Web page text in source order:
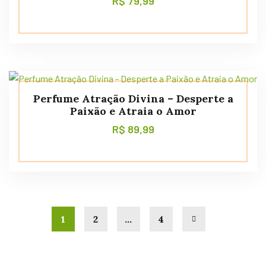
Perfume Atração Divina – Desperte a
Paixão e Atraia o Amor
R$ 89,99
1 2 … 4